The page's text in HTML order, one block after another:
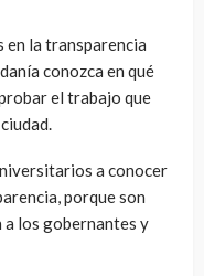
en la transparencia
conozca en qué
el trabajo que
a conocer
porque son
los gobernantes y